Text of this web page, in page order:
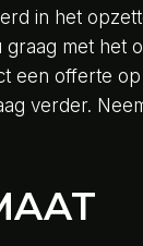
in het
met het
een offerte
verder.